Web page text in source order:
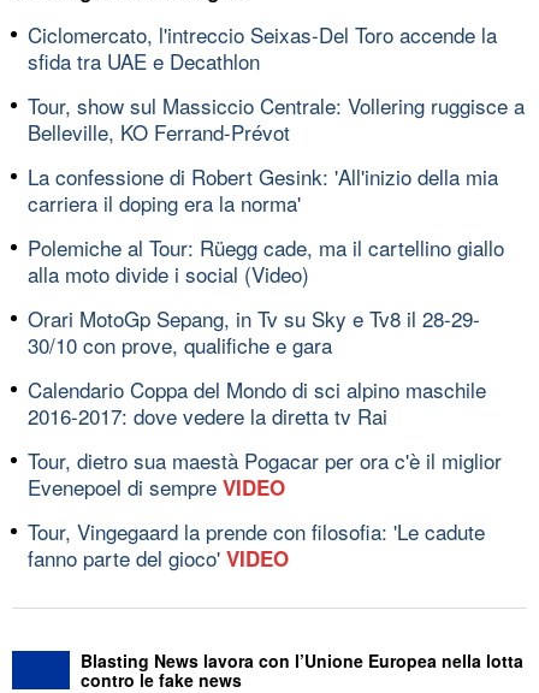
Ciclomercato, l'intreccio Seixas-Del Toro accende la
sfida tra UAE e Decathlon
Tour, show sul Massiccio Centrale: Vollering ruggisce a
Belleville, KO Ferrand-Prévot
La confessione di Robert Gesink: 'All'inizio della mia
carriera il doping era la norma'
Polemiche al Tour: Rüegg cade, ma il cartellino giallo
alla moto divide i social (Video)
Orari MotoGp Sepang, in Tv su Sky e Tv8 il 28-29-
30/10 con prove, qualifiche e gara
Calendario Coppa del Mondo di sci alpino maschile
2016-2017: dove vedere la diretta tv Rai
Tour, dietro sua maestà Pogacar per ora c'è il miglior
Evenepoel di sempre VIDEO
Tour, Vingegaard la prende con filosofia: 'Le cadute
fanno parte del gioco' VIDEO
Blasting News lavora con l’Unione Europea nella lotta
contro le fake news